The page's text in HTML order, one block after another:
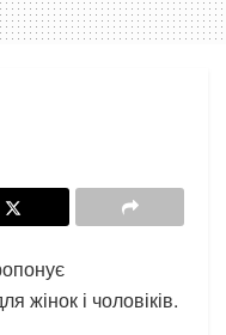
жінок і чоловіків.